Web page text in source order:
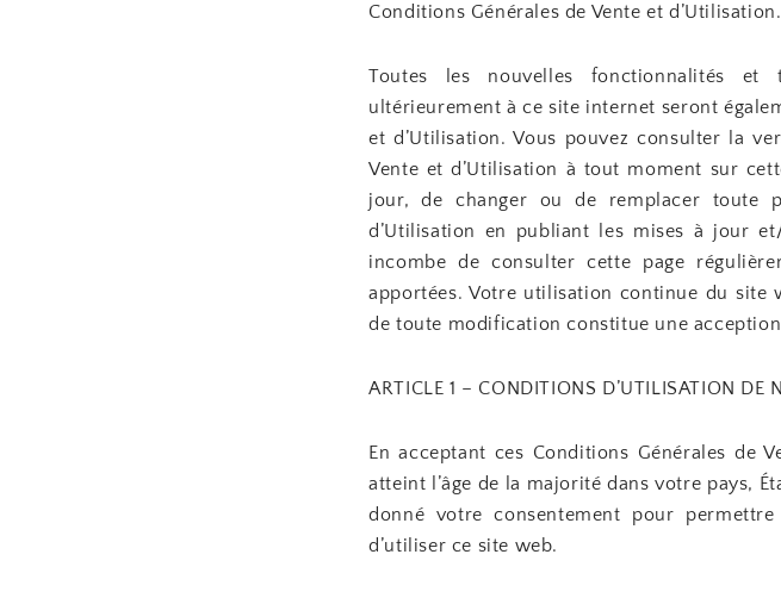
Conditions Générales de Vente et d’Utilisation.
Toutes les nouvelles fonctionnalités
ultérieurement à ce site internet seront
et d’Utilisation. Vous pouvez consulter la
Vente et d’Utilisation à tout moment sur
jour, de changer ou de remplacer toute
d’Utilisation en publiant les mises à jour
incombe de consulter cette page
apportées. Votre utilisation continue du
de toute modification constitue une
ARTICLE 1 – CONDITIONS D’UTILISATION DE
En acceptant ces Conditions Générales de
atteint l’âge de la majorité dans votre pays,
donné votre consentement pour
d’utiliser ce site web.